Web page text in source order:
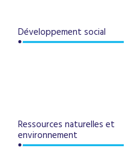
Développement social
Ressources naturelles et
environnement